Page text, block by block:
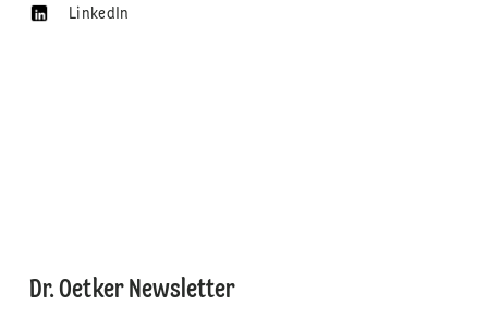
LinkedIn
Dr. Oetker Newsletter